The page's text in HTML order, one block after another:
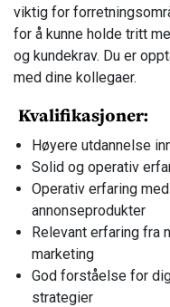
viktig for
for å kunne holde tritt
og kundekrav. Du er
med dine kollegaer.
Kvalifikasjoner:
Høyere utdannelse
Solid og operativ
Operativ erfaring
annonseprodukter
Relevant erfaring fra
marketing
God forståelse for
strategier